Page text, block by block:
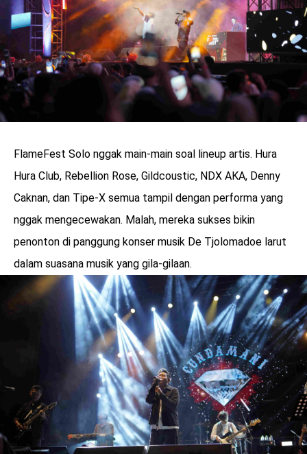
FlameFest Solo nggak main-main soal lineup artis. Hura
Hura Club, Rebellion Rose, Gildcoustic, NDX AKA, Denny
Caknan, dan Tipe-X semua tampil dengan performa yang
nggak mengecewakan. Malah, mereka sukses bikin
penonton di panggung konser musik De Tjolomadoe larut
dalam suasana musik yang gila-gilaan.